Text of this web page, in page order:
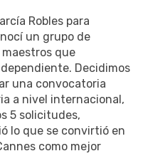
Robles para
un grupo de
que
Decidimos
una convocatoria
a nivel internacional,
5 solicitudes,
lo que se convirtió en
como mejor